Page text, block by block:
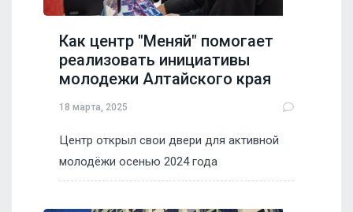
Как центр "Меняй" помогает
реализовать инициативы
молодежи Алтайского края
18 марта, 2025
Центр открыл свои двери для активной
молодёжи осенью 2024 года